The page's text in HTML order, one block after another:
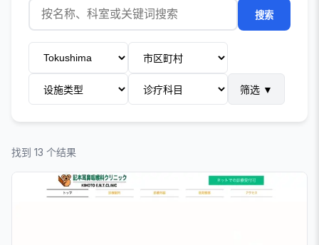
搜索
筛选 ▼
找到 13 个结果